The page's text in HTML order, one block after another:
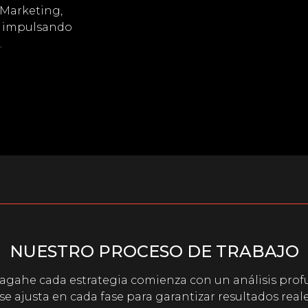
impulsando
NUESTRO PROCESO DE TRABAJO
cada estrategia comienza con un análisis
ajusta en cada fase para garantizar resultados